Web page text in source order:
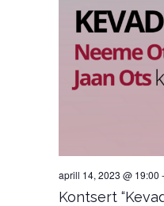
Kontsert
aprill 14, 2023 @ 19:00 -